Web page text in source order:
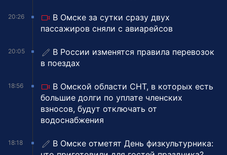
20:26
В Омске за сутки сразу двух
пассажиров сняли с авиарейсов
20:05
В России изменятся правила перевозок
в поездах
18:56
В Омской области СНТ, в которых есть
большие долги по уплате членских
взносов, будут отключать от
водоснабжения
18:18
В Омске отметят День физкультурника: